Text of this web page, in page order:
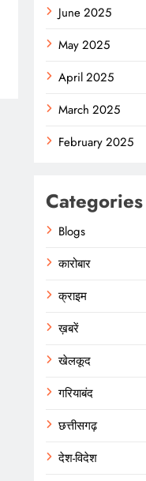
June 2025
May 2025
April 2025
March 2025
February 2025
Categories
Blogs
कारोबार
क्राइम
ख़बरें
खेलकूद
गरियाबंद
छत्तीसगढ़
देश-विदेश